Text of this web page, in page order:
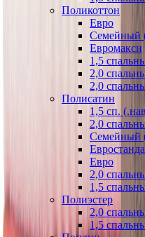
Поликоттон
Евро
Семейный
Евромакси
1,5
2,0
2,0
Полисатин
1,5 сп.
2,0
Семейный
Евро
2,0
1,5
Полиэстер
2,0
1,5